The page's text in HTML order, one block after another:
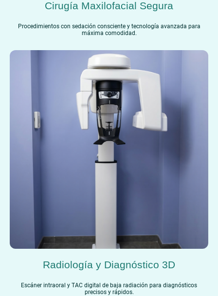
Cirugía Maxilofacial Segura
Procedimientos con sedación consciente y tecnología avanzada para
máxima comodidad.
Radiología y Diagnóstico 3D
Escáner intraoral y TAC digital de baja radiación para diagnósticos
precisos y rápidos.